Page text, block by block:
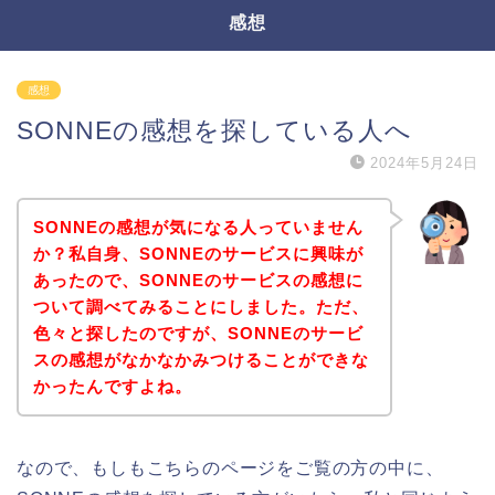
感想
感想
SONNEの感想を探している人へ
2024年5月24日
SONNEの感想が気になる人っていません
か？私自身、SONNEのサービスに興味が
あったので、SONNEのサービスの感想に
ついて調べてみることにしました。ただ、
色々と探したのですが、SONNEのサービ
スの感想がなかなかみつけることができな
かったんですよね。
なので、もしもこちらのページをご覧の方の中に、